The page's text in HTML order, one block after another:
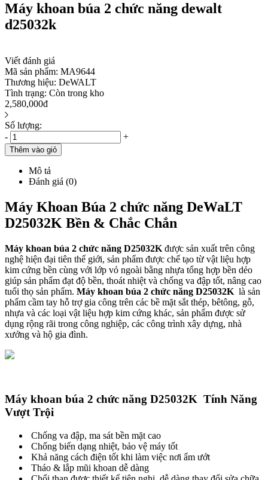
Máy khoan búa 2 chức năng dewalt
d25032k
Viết đánh giá
Mã sản phẩm: MA9644
Thương hiệu: DeWALT
Tình trạng: Còn trong kho
2,580,000đ
Số lượng:
-
+
Thêm vào giỏ
Mô tả
Đánh giá (0)
Máy Khoan Búa 2 chức năng DeWaLT
D25032K Bền & Chắc Chắn
Máy khoan búa 2 chức năng D25032K được sản xuất trên công
nghệ hiện đại tiên thế giới, sản phẩm được chế tạo từ vật liệu hợp
kim cứng bền cùng với lớp vỏ ngoài bằng nhựa tổng hợp bền dẻo
giúp sản phẩm đạt độ bền, thoát nhiệt và chống va đập tốt, nâng cao
tuổi thọ sản phẩm. Máy khoan búa 2 chức năng D25032K là sản
phẩm cầm tay hỗ trợ gia công trên các bề mặt sắt thép, bêtông, gỗ,
nhựa và các loại vật liệu hợp kim cứng khác, sản phẩm được sử
dụng rộng rãi trong công nghiệp, các công trình xây dựng, nhà
xưởng và hộ gia đình.
Máy khoan búa 2 chức năng D25032K Tính Năng
Vượt Trội
Chống va đập, ma sát bền mặt cao
Chống biến dạng nhiệt, bảo vệ máy tốt
Khả năng cách điện tốt khi làm việc nơi ẩm ướt
Tháo & lắp mũi khoan dễ dàng